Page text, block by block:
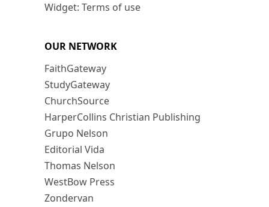
Widget: Terms of use
OUR NETWORK
FaithGateway
StudyGateway
ChurchSource
HarperCollins Christian Publishing
Grupo Nelson
Editorial Vida
Thomas Nelson
WestBow Press
Zondervan